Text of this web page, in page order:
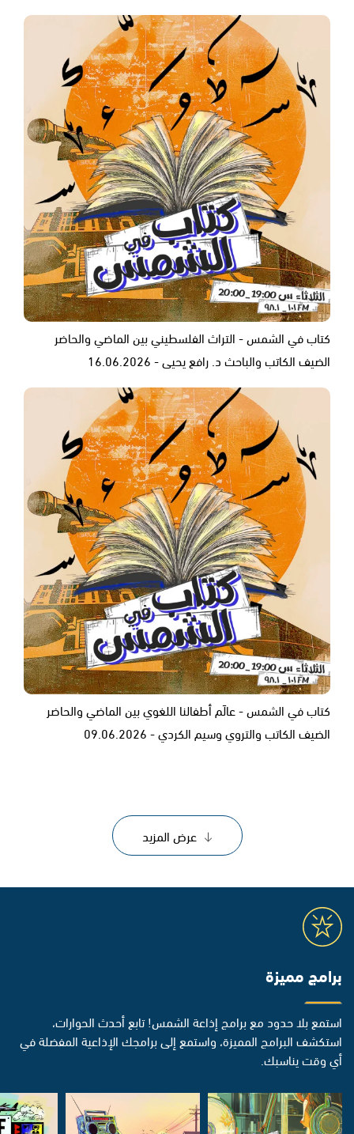
كتاب في الشمس - التراث الفلسطيني بين الماضي والحاضر
الضيف الكاتب والباحث د. رافع يحيى - 16.06.2026
كتاب في الشمس - عالَم أطفالنا اللغوي بين الماضي والحاضر
الضيف الكاتب والتروي وسيم الكردي - ‎09.06.2026
عرض المزيد
برامج مميزة
استمع بلا حدود مع برامج إذاعة الشمس! تابع أحدث الحوارات،
استكشف البرامج المميزة، واستمع إلى برامجك الإذاعية المفضلة في
أي وقت يناسبك.